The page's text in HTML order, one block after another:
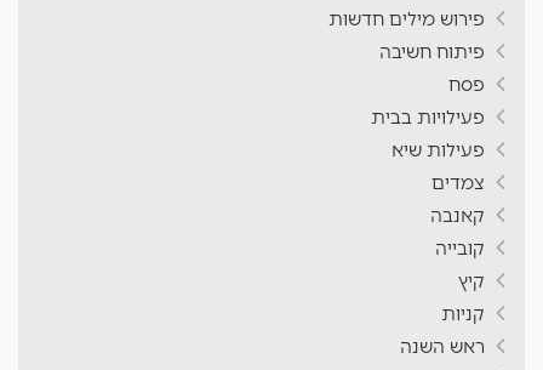
פירוש מילים חדשות
פיתוח חשיבה
פסח
פעילויות בבית
פעילות שיא
צמדים
קאנבה
קובייה
קיץ
קניות
ראש השנה